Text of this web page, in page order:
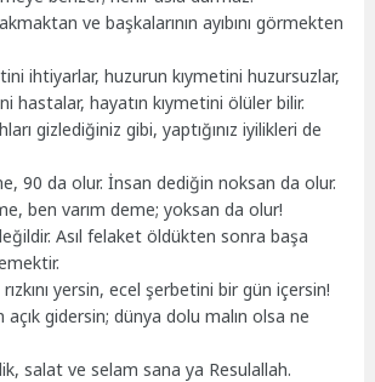
ve başkalarının ayıbını görmekten
ihtiyarlar, huzurun kıymetini huzursuzlar,
hastalar, hayatın kıymetini ölüler bilir.
gizlediğiniz gibi, yaptığınız iyilikleri de
90 da olur. İnsan dediğin noksan da olur.
ben varım deme; yoksan da olur!
Asıl felaket öldükten sonra başa
yersin, ecel şerbetini bir gün içersin!
açık gidersin; dünya dolu malın olsa ne
salat ve selam sana ya Resulallah.